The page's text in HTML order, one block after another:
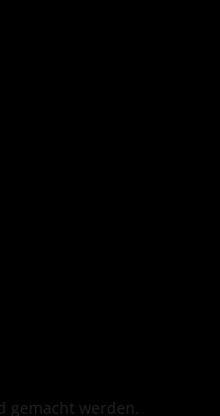
gemacht werden.